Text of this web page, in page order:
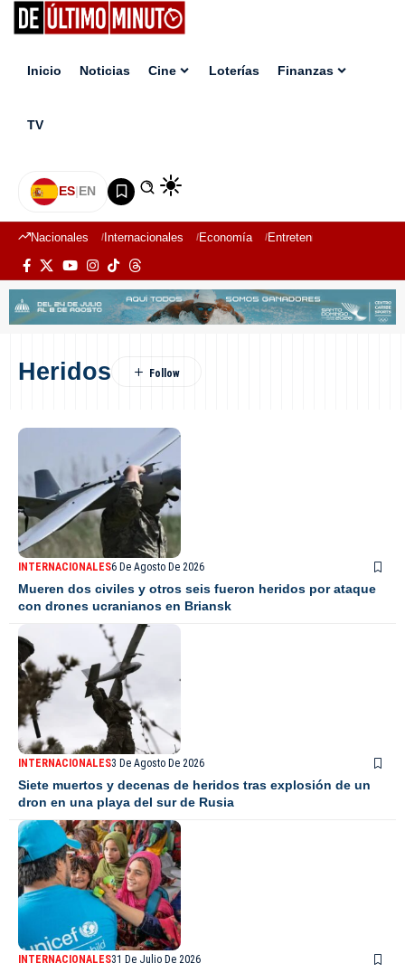
Inicio Noticias Cine Loterías Finanzas
TV
ES|EN
Nacionales Internacionales Economía Entretenimiento
Heridos
INTERNACIONALES6 De Agosto De 2026
Mueren dos civiles y otros seis fueron heridos por ataque
con drones ucranianos en Briansk
INTERNACIONALES3 De Agosto De 2026
Siete muertos y decenas de heridos tras explosión de un
dron en una playa del sur de Rusia
INTERNACIONALES31 De Julio De 2026